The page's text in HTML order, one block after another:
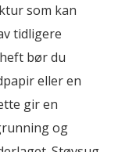
som kan
tidligere
bør du
eller en
gir en
og